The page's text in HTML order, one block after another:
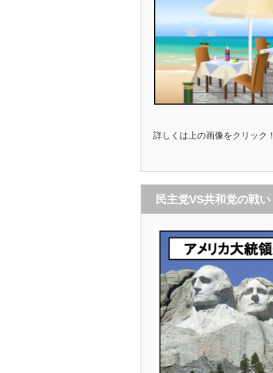
詳しくは上の画像をクリック！
民主党VS共和党の戦い